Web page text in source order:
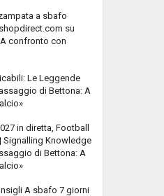
a sbafo
su
confronto con
Le Leggende
di Bettona: A
in diretta, Football
Knowledge
di Bettona: A
A sbafo 7 giorni